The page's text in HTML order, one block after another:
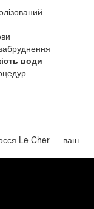
води
Le Cher — ваш